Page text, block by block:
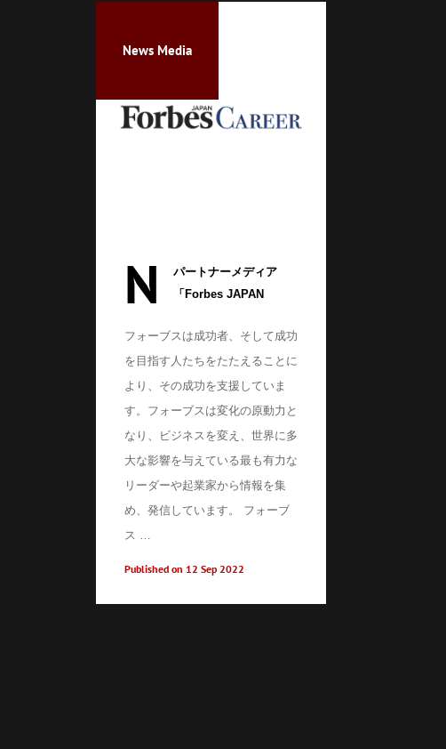
News Media
N
パートナーメディア
「Forbes JAPAN
式会社)」で、つばめタ
クシー大和グループが
紹介されました！
フォーブスは成功者、そして成功
を目指す人たちをたたえることに
より、その成功を支援していま
す。フォーブスは変化の原動力と
なり、ビジネスを変え、世界に多
大な影響を与えている最も有力な
リーダーや起業家から情報を集
め、発信しています。 フォーブ
ス …
Published on 12 Sep 2022